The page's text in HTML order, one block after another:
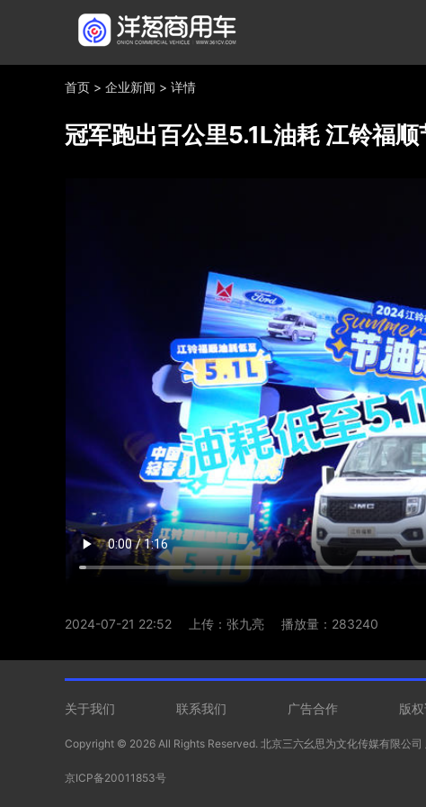
首页 > 企业新闻 > 详情
冠军跑出百公里5.1L油耗 江铃福
2024-07-21 22:52 上传：张九亮 播放量：283240
关于我们 联系我们 广告合作 版
Copyright © 2026 All Rights Reserved. 北京三六幺思为文化传媒有限公司
京ICP备20011853号